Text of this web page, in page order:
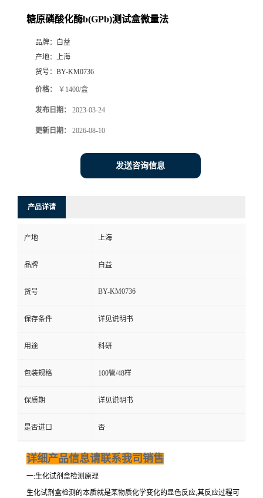
糖原磷酸化酶b(GPb)测试盒微量法
品牌：
白益
产地： 上海
货号： BY-KM0736
价格： ￥1400/盒
发布日期： 2023-03-24
更新日期： 2026-08-10
发送咨询信息
产品详请
产地 上海
品牌 白益
货号 BY-KM0736
保存条件 详见说明书
用途 科研
包装规格 100管/48样
保质期 详见说明书
是否进口 否
详细产品信息请联系我司销售
一:生化试剂盒检测原理
生化试剂盒检测的本质就是某物质化学变化的显色反应,其反应过程可